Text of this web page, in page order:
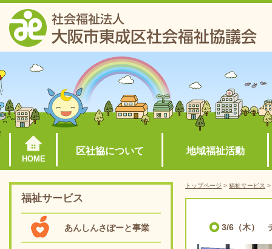
HOME
区社協について 地域福祉活動
福祉サービス
あんしんさぽーと事業
トップページ > 福祉サービス >
3/6（木）